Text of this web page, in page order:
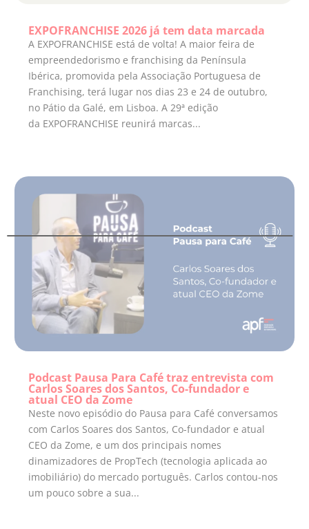
EXPOFRANCHISE 2026 já tem data marcada
A EXPOFRANCHISE está de volta! A maior feira de
empreendedorismo e franchising da Península
Ibérica, promovida pela Associação Portuguesa de
Franchising, terá lugar nos dias 23 e 24 de outubro,
no Pátio da Galé, em Lisboa. A 29ª edição
da EXPOFRANCHISE reunirá marcas...
Podcast Pausa Para Café traz entrevista com
Carlos Soares dos Santos, Co-fundador e
atual CEO da Zome
Neste novo episódio do Pausa para Café conversamos
com Carlos Soares dos Santos, Co-fundador e atual
CEO da Zome, e um dos principais nomes
dinamizadores de PropTech (tecnologia aplicada ao
imobiliário) do mercado português. Carlos contou-nos
um pouco sobre a sua...